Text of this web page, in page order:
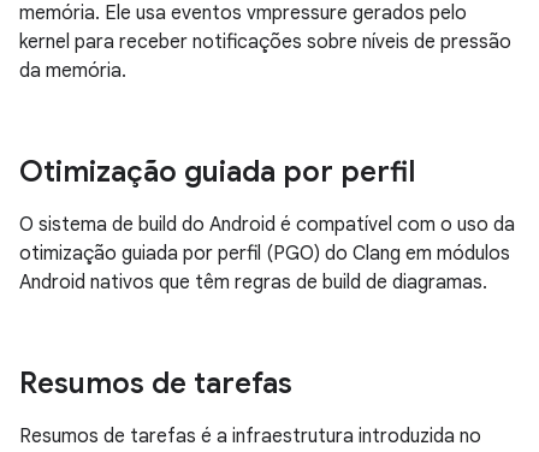
memória. Ele usa eventos vmpressure gerados pelo
kernel para receber notificações sobre níveis de pressão
da memória.
Otimização guiada por perfil
O sistema de build do Android é compatível com o uso da
otimização guiada por perfil (PGO) do Clang em módulos
Android nativos que têm regras de build de diagramas.
Resumos de tarefas
Resumos de tarefas é a infraestrutura introduzida no